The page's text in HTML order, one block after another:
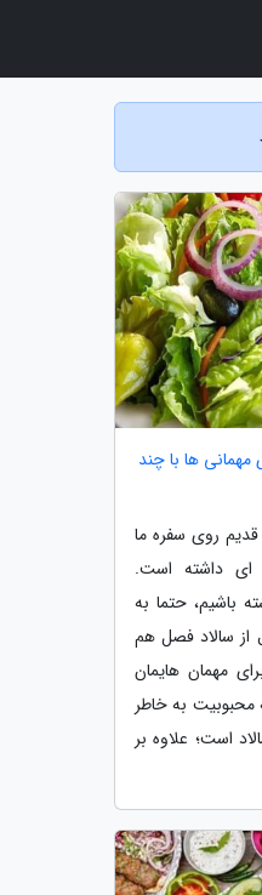
مهمانی ها با چند
روی سفره ما
ای داشته است.
باشیم، حتما به
از سالاد فصل هم
مهمان هایمان
به خاطر
است؛ علاوه بر